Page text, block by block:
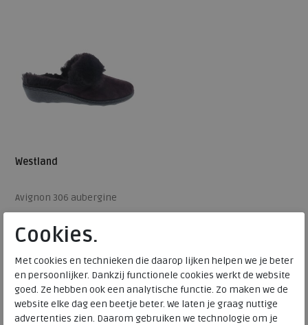
Westland
Avignon 306 aubergine
€ 59,95
Beschikbare maten
35
Cookies.
Met cookies en technieken die daarop lijken helpen we je beter
en persoonlijker. Dankzij functionele cookies werkt de website
goed. Ze hebben ook een analytische functie. Zo maken we de
website elke dag een beetje beter. We laten je graag nuttige
advertenties zien. Daarom gebruiken we technologie om je